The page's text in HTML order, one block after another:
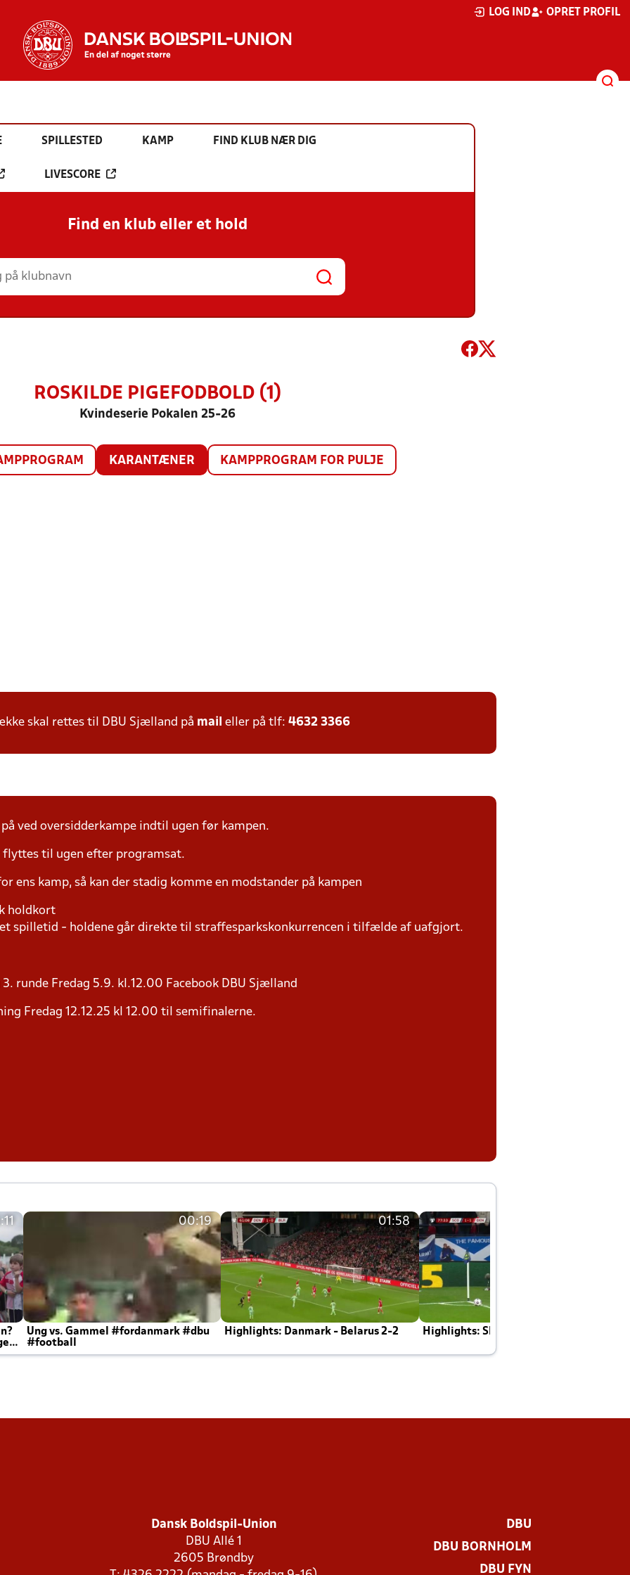
LOG IND OPRET PROFIL
SPILLESTED KAMP FIND KLUB NÆR DIG
LIVESCORE
Find en klub eller et hold
ROSKILDE PIGEFODBOLD (1)
Kvindeserie Pokalen 25-26
KARANTÆNER KAMPPROGRAM FOR PULJE
skal rettes til DBU Sjælland på mail eller på tlf: 4632 3366
ved oversidderkampe indtil ugen før kampen.
flyttes til ugen efter programsat.
ens kamp, så kan der stadig komme en modstander på kampen
holdkort
spilletid - holdene går direkte til straffesparkskonkurrencen i tilfælde af uafgjort.
runde Fredag 5.9. kl.12.00 Facebook DBU Sjælland
Fredag 12.12.25 kl 12.00 til semifinalerne.
00:19
Ung vs. Gammel #fordanmark #dbu
#football
01:58
Highlights: Danmark - Belarus 2-2 Highlights: Skotland - Danmark 4-2
Dansk Boldspil-Union
DBU Allé 1
2605 Brøndby
DBU
DBU BORNHOLM
DBU FYN